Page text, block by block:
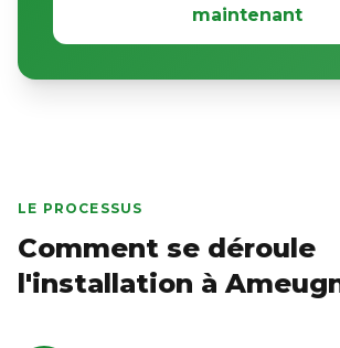
maintenant
LE PROCESSUS
Comment se déroule
l'installation à